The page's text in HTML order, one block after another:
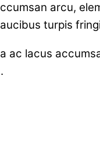
arcu,
turpis
ac lacus